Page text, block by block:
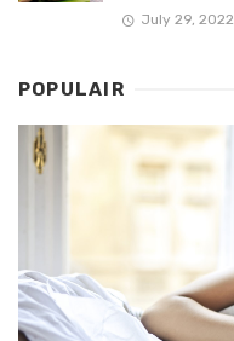
July 29, 2022
POPULAIR